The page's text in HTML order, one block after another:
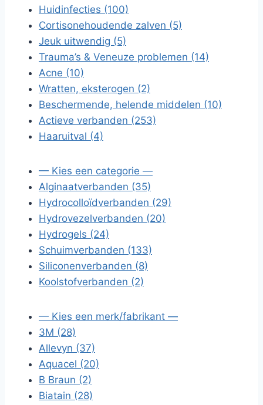
Huidinfecties (100)
Cortisonehoudende zalven (5)
Jeuk uitwendig (5)
Trauma’s & Veneuze problemen (14)
Acne (10)
Wratten, eksterogen (2)
Beschermende, helende middelen (10)
Actieve verbanden (253)
Haaruitval (4)
— Kies een categorie —
Alginaatverbanden (35)
Hydrocolloïdverbanden (29)
Hydrovezelverbanden (20)
Hydrogels (24)
Schuimverbanden (133)
Siliconenverbanden (8)
Koolstofverbanden (2)
— Kies een merk/fabrikant —
3M (28)
Allevyn (37)
Aquacel (20)
B Braun (2)
Biatain (28)